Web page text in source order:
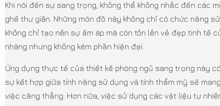
Khi nói đến sự sang trọng, không thể không nhắc đến các
ghế thư giãn. Những món đồ này không chỉ có chức năng
không chỉ tạo nên sự ấm áp mà còn tôn lên vẻ đẹp tinh tế
nhàng nhưng không kém phần hiện đại.
Ứng dụng thực tế của thiết kế phòng ngủ sang trọng này
sự kết hợp giữa tính năng sử dụng và tính thẩm mỹ sẽ
việc căng thẳng. Hơn nữa, việc sử dụng các vật liệu tự